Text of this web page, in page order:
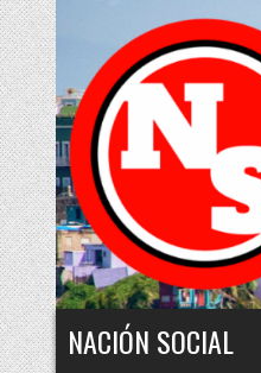
Skip to content
NACIÓN SOCIAL